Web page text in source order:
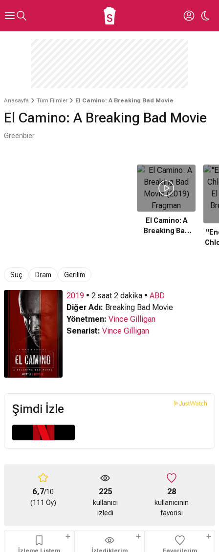
Anasayfa Tüm Filmler El Camino: A Breaking Bad Movie
El Camino: A Breaking Bad Movie
Greenbier
El Camino: A
Breaking Bad
Suç
Dram Gerilim
2019 • 2 saat 2 dakika • ABD
Diğer Adı: Breaking Bad Movie
Yönetmen: Vince Gilligan
Senarist: Vince Gilligan
Şimdi İzle
6,7/10
(111 Oy)
225
kullanıcı
izledi
28
kullanıcının
favorisi
İzleme Listem İzlediklerim Favorilerim